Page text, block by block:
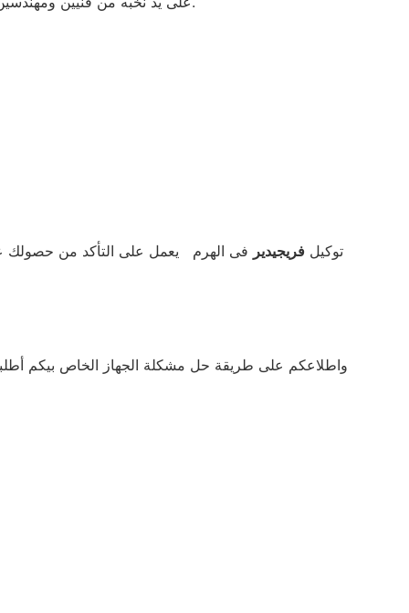
توكيل فريجيدير فى الهرم يعمل على التأكد من حصولك
واطلاعكم على طريقة حل مشكلة الجهاز الخاص بيكم